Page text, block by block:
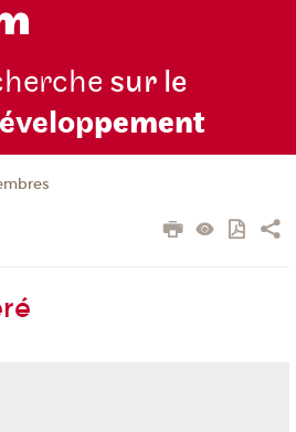
sur le
pement